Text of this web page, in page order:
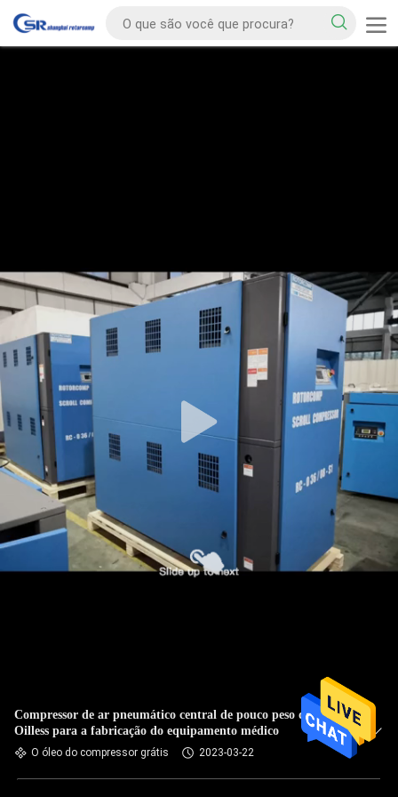
Compressor de ar pneumático central de pouco peso de
Oilless para a fabricação do equipamento médico
O óleo do compressor grátis 2023-03-22